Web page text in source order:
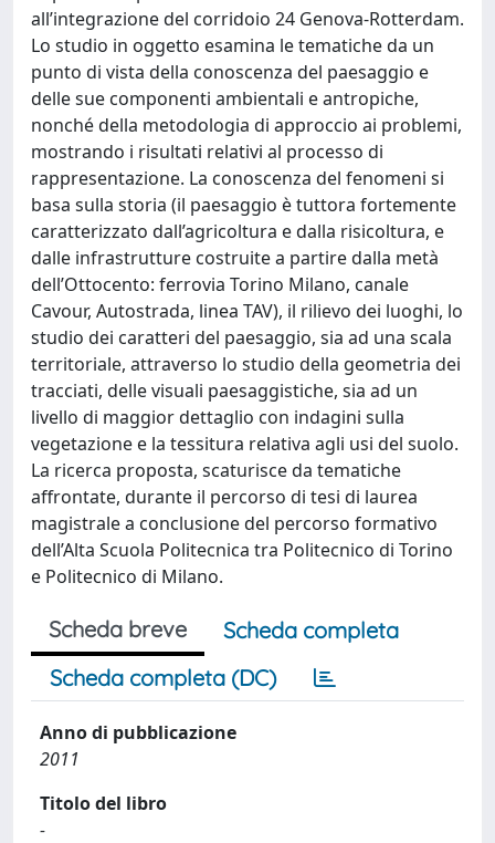
all’integrazione del corridoio 24 Genova-Rotterdam.
Lo studio in oggetto esamina le tematiche da un
punto di vista della conoscenza del paesaggio e
delle sue componenti ambientali e antropiche,
nonché della metodologia di approccio ai problemi,
mostrando i risultati relativi al processo di
rappresentazione. La conoscenza del fenomeni si
basa sulla storia (il paesaggio è tuttora fortemente
caratterizzato dall’agricoltura e dalla risicoltura, e
dalle infrastrutture costruite a partire dalla metà
dell’Ottocento: ferrovia Torino Milano, canale
Cavour, Autostrada, linea TAV), il rilievo dei luoghi, lo
studio dei caratteri del paesaggio, sia ad una scala
territoriale, attraverso lo studio della geometria dei
tracciati, delle visuali paesaggistiche, sia ad un
livello di maggior dettaglio con indagini sulla
vegetazione e la tessitura relativa agli usi del suolo.
La ricerca proposta, scaturisce da tematiche
affrontate, durante il percorso di tesi di laurea
magistrale a conclusione del percorso formativo
dell’Alta Scuola Politecnica tra Politecnico di Torino
e Politecnico di Milano.
Scheda breve
Scheda completa
Scheda completa (DC)
Anno di pubblicazione
2011
Titolo del libro
-